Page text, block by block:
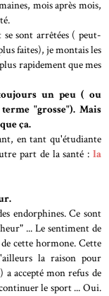
mois après mois,
se sont arrêtées ( peut-
faites), je montais les
rapidement que mes
un peu ( ou
"grosse"). Mais
ça.
en tant qu'étudiante
part de la santé : la
endorphines. Ce sont
... Le sentiment de
cette hormone. Cette
la raison pour
accepté mon refus de
le sport ... Oui.